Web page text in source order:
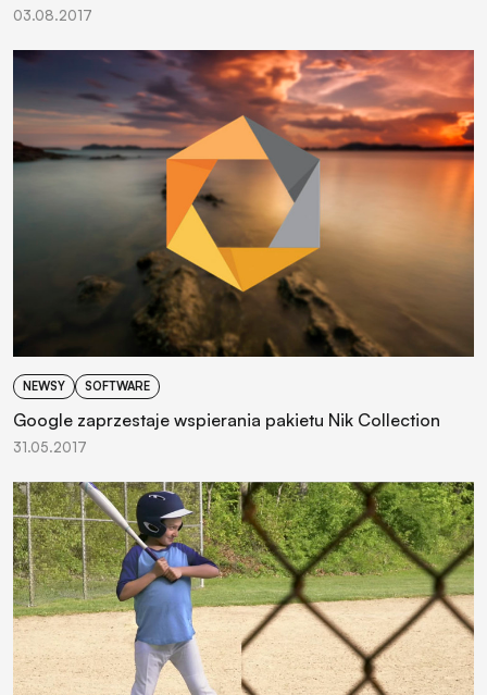
03.08.2017
NEWSY SOFTWARE
Google zaprzestaje wspierania pakietu Nik Collection
31.05.2017